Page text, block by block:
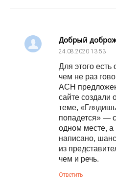
Добрый
24.08.2020 13:53
Для этого
чем не раз
АСН
сайте создали
теме,
попадется» —
одном месте, а
написано,
из
чем и речь.
Ответить